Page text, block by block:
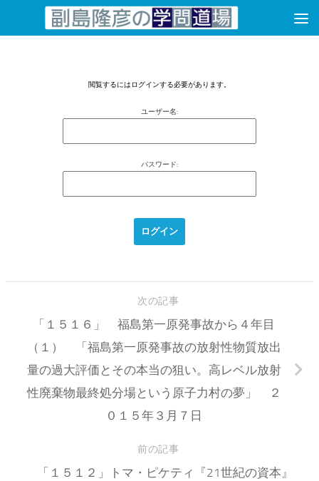
コンテンツへスキップ
閲覧するにはログインする必要があります。
ユーザー名:
パスワード:
次の記事
「１５１６」 福島第一原発事故から４年目
（１） 「福島第一原発事故の放射性物質放出
量の過大評価とその本当の狙い。高レベル放射
性廃棄物最終処分場という原子力村の夢」 ２
０１５年３月７日
前の記事
「１５１２」トマ・ピケティ『21世紀の資本』